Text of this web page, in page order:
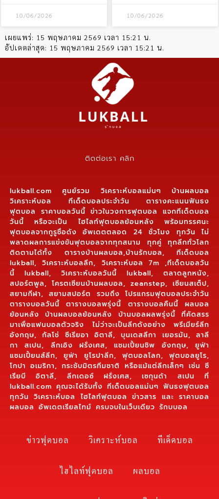
10/06/2026 10/06/2026
เผยแพร่: 15 พฤษภาคม 2569 เวลา 15:21 น.
อัปเดตล่าสุด: 15 พฤษภาคม 2569 เวลา 15:21 น.
ติดต่อเรา คลิก
lukball.com ศูนย์รวม วิเคราะห์บอลแม่นๆ บ้านผลบอล
วิเคราะห์บอล ทีเด็ดบอลประจำวัน ตารางคะแนนฟันธง
ฟุตบอล ราคาบอลวันนี้ ข่าวในวงการฟุตบอล แจกทีเด็ดบอล
วันนี้ หรือจะเป็น ไฮไลท์ฟุตบอลย้อนหลัง พร้อมทรรศนะ
ฟุตบอลจากกูรูชื่อดัง อัพเดตตลอด 24 ชั่วโมง ทุกวัน ไม่
พลาดผลการแข่งขันฟุตบอลจากทุกสนาม ทุกคู่ ทุกลีกทั่วโลก
ติดตามได้ทั้ง ตารางบ้านผลบอล,บ้านรักบอล, ทีเด็ดบอล
lukball, วิเคราะห์บอลลีก, วิเคราะห์บอล 7m ,ทีเด็ดบอลวัน
นี้ lukball, วิเคราะห์บอลวันนี้ lukball, ตลาดลูกหนัง,
สปอร์ตพูล, โครตเซียนบ้านผลบอล, zeanstep, เซียนสเต็ป,
สยามกีฬา, สยามสปอร์ต รวมถึง โปรแกรมฟุตบอลประจำวัน
ตารางบอลวันนี้ ตารางบอลพรุ่งนี้ ตารางบอลคืนนี้ ผลบอล
ย้อนหลัง บ้านผลบอลย้อนหลัง บ้านบอลผลพรุ่งนี้ ที่คัดสรร
มาเพื่อแฟนบอลตัวจริง ไม่ว่าจะเป็นลีกดังอย่าง พรีเมียร์ลีก
อังกฤษ, กัลโช่ ซีเรียอา อิตาลี, บุนเดสลีกา เยอรมัน, ลาลี
กา สเปน, ลีกเอิง ฝรั่งเศส, แชมเปี้ยนชิพ อังกฤษ, ยูฟ่า
แชมเปี้ยนส์ลีก, ยูฟ่า ยูโรปาลีก, ฟุตบอลโลก, ฟุตบอลยูโร,
โกปา อเมริกา, กระชับมิตรทีมชาติ หรือแม้แต่ลีกเล็กๆ เช่น ซี
เรียบี อิตาลี, ลีกเดอซ์ ฝรั่งเศส, เซกุนด้า สเปน ที่
lukball.com คุณจะได้รับทั้ง ทีเด็ดบอลแม่นๆ ฟันธงฟุตบอล
ทุกวัน วิเคราะห์บอล ไฮไลท์ฟุตบอล ข่าวสาร และ ราคาบอล
ผลบอล อัพเดตเรียลไทม์ ครบจบในเว็บเดียว รักบบอล
ข่าวฟุตบอล วิเคราะห์บอล
ทีเด็ดบอล
ไฮไลท์ฟุตบอล
ผลบอล